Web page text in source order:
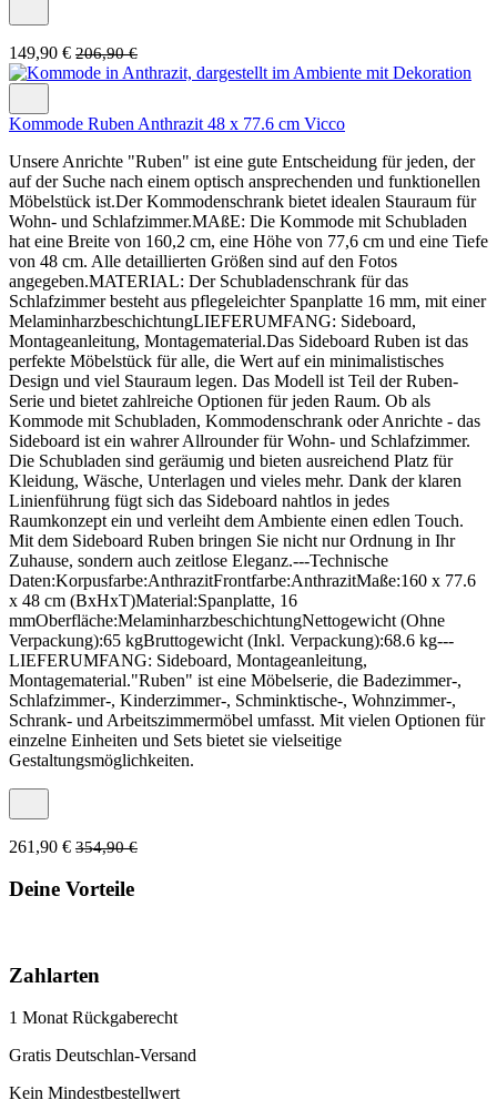
149,90 € 206,90 €
Kommode Ruben Anthrazit 48 x 77.6 cm Vicco
Unsere Anrichte "Ruben" ist eine gute Entscheidung für jeden, der
auf der Suche nach einem optisch ansprechenden und funktionellen
Möbelstück ist.Der Kommodenschrank bietet idealen Stauraum für
Wohn- und Schlafzimmer.MAßE: Die Kommode mit Schubladen
hat eine Breite von 160,2 cm, eine Höhe von 77,6 cm und eine Tiefe
von 48 cm. Alle detaillierten Größen sind auf den Fotos
angegeben.MATERIAL: Der Schubladenschrank für das
Schlafzimmer besteht aus pflegeleichter Spanplatte 16 mm, mit einer
MelaminharzbeschichtungLIEFERUMFANG: Sideboard,
Montageanleitung, Montagematerial.Das Sideboard Ruben ist das
perfekte Möbelstück für alle, die Wert auf ein minimalistisches
Design und viel Stauraum legen. Das Modell ist Teil der Ruben-
Serie und bietet zahlreiche Optionen für jeden Raum. Ob als
Kommode mit Schubladen, Kommodenschrank oder Anrichte - das
Sideboard ist ein wahrer Allrounder für Wohn- und Schlafzimmer.
Die Schubladen sind geräumig und bieten ausreichend Platz für
Kleidung, Wäsche, Unterlagen und vieles mehr. Dank der klaren
Linienführung fügt sich das Sideboard nahtlos in jedes
Raumkonzept ein und verleiht dem Ambiente einen edlen Touch.
Mit dem Sideboard Ruben bringen Sie nicht nur Ordnung in Ihr
Zuhause, sondern auch zeitlose Eleganz.---Technische
Daten:Korpusfarbe:AnthrazitFrontfarbe:AnthrazitMaße:160 x 77.6
x 48 cm (BxHxT)Material:Spanplatte, 16
mmOberfläche:MelaminharzbeschichtungNettogewicht (Ohne
Verpackung):65 kgBruttogewicht (Inkl. Verpackung):68.6 kg---
LIEFERUMFANG: Sideboard, Montageanleitung,
Montagematerial."Ruben" ist eine Möbelserie, die Badezimmer-,
Schlafzimmer-, Kinderzimmer-, Schminktische-, Wohnzimmer-,
Schrank- und Arbeitszimmermöbel umfasst. Mit vielen Optionen für
einzelne Einheiten und Sets bietet sie vielseitige
Gestaltungsmöglichkeiten.
261,90 € 354,90 €
Deine Vorteile
Zahlarten
1 Monat Rückgaberecht
Gratis Deutschlan-Versand
Kein Mindestbestellwert